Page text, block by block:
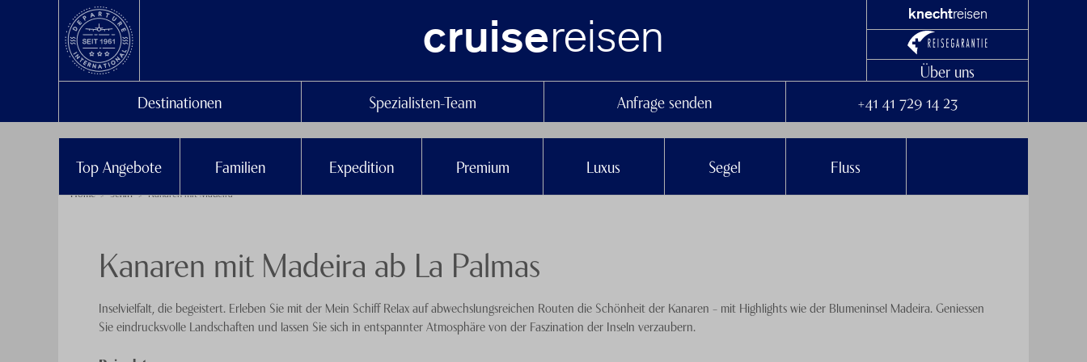
cruisereisen
knechtreisen
Über uns
Destinationen
Spezialisten-Team Anfrage senden +41 41 729 14 23
Top Angebote Familien Expedition Premium Luxus Segel Fluss
Home Schiff Kanaren mit Madeira
Kanaren mit Madeira ab La Palmas
Inselvielfalt, die begeistert. Erleben Sie mit der Mein Schiff Relax auf abwechslungsreichen Routen die Schönheit der Kanaren – mit Highlights wie der Blumeninsel Madeira. Geniessen
Sie eindrucksvolle Landschaften und lassen Sie sich in entspannter Atmosphäre von der Faszination der Inseln verzaubern.